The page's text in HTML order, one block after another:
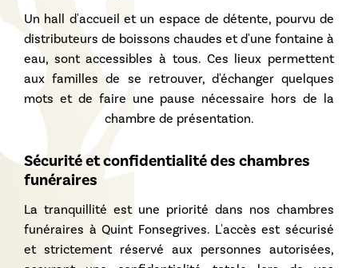
Un hall d'accueil et un espace de détente, pourvu de
distributeurs de boissons chaudes et d'une fontaine à
eau, sont accessibles à tous. Ces lieux permettent
aux familles de se retrouver, d'échanger quelques
mots et de faire une pause nécessaire hors de la
chambre de présentation.
Sécurité et confidentialité des chambres
funéraires
La tranquillité est une priorité dans noschambres
funéraires à Quint Fonsegrives. L'accès est sécurisé
et strictement réservé aux personnes autorisées,